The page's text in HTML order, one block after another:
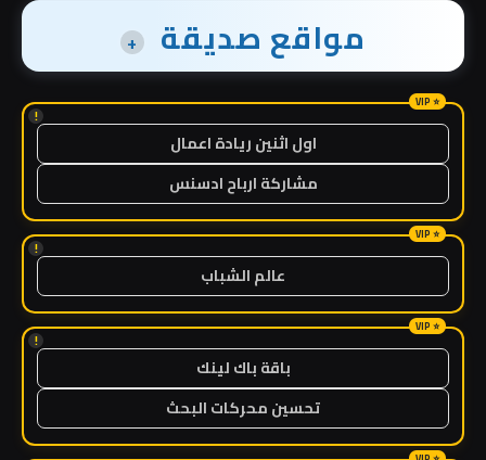
مواقع صديقة +
!
اول اثنين ريادة اعمال
مشاركة ارباح ادسنس
!
عالم الشباب
!
باقة باك لينك
تحسين محركات البحث